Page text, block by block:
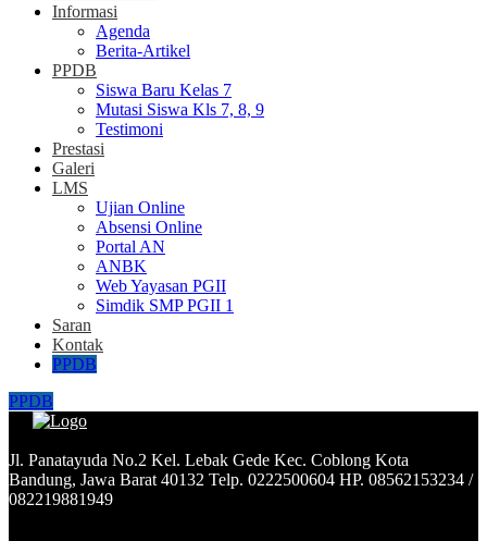
Informasi
Agenda
Berita-Artikel
PPDB
Siswa Baru Kelas 7
Mutasi Siswa Kls 7, 8, 9
Testimoni
Prestasi
Galeri
LMS
Ujian Online
Absensi Online
Portal AN
ANBK
Web Yayasan PGII
Simdik SMP PGII 1
Saran
Kontak
PPDB
PPDB
Jl. Panatayuda No.2 Kel. Lebak Gede Kec. Coblong Kota
Bandung, Jawa Barat 40132 Telp. 0222500604 HP. 08562153234 /
082219881949